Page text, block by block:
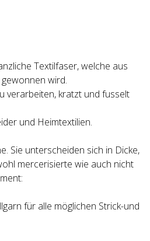
Textilfaser, welche aus
wird.
verarbeiten, kratzt und fusselt
und Heimtextilien.
Sie unterscheiden sich in Dicke,
mercerisierte wie auch nicht
für alle möglichen Strick-und